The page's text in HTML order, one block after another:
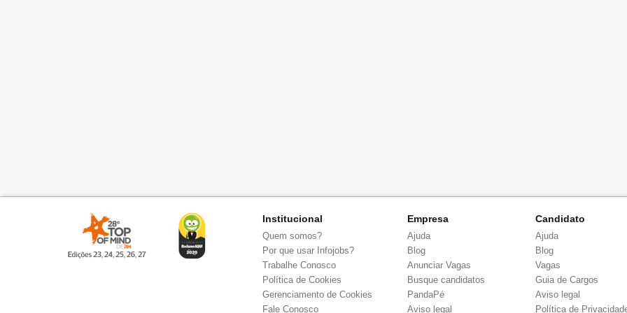
Institucional
Quem somos?
Por que usar Infojobs?
Trabalhe Conosco
Política de Cookies
Gerenciamento de Cookies
Fale Conosco
Empresa
Ajuda
Blog
Anunciar Vagas
Busque candidatos
PandaPé
Aviso legal
Candidato
Ajuda
Blog
Vagas
Guia de Cargos
Aviso legal
Política de